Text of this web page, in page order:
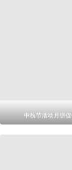
中秋节活动月饼